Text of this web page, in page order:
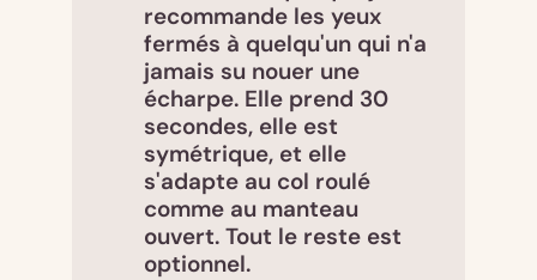
recommande les yeux
fermés à quelqu'un qui n'a
jamais su nouer une
écharpe. Elle prend 30
secondes, elle est
symétrique, et elle
s'adapte au col roulé
comme au manteau
ouvert. Tout le reste est
optionnel.